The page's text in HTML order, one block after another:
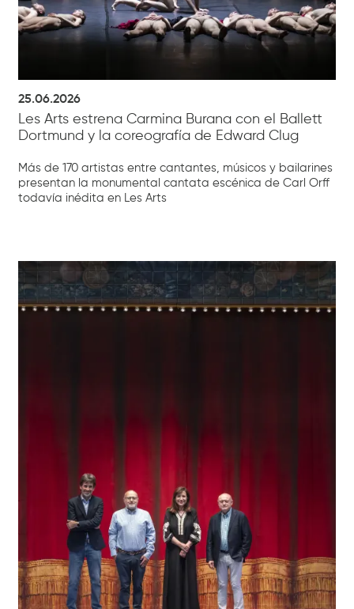
25.06.2026
Les Arts estrena Carmina Burana con el Ballett
Dortmund y la coreografía de Edward Clug
Más de 170 artistas entre cantantes, músicos y bailarines
presentan la monumental cantata escénica de Carl Orff
todavía inédita en Les Arts